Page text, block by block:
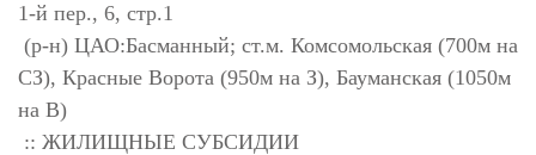
1-й пер., 6, стр.1
(р-н) ЦАО:Басманный; ст.м. Комсомольская (700м на
СЗ), Красные Ворота (950м на З), Бауманская (1050м
на В)
:: ЖИЛИЩНЫЕ СУБСИДИИ